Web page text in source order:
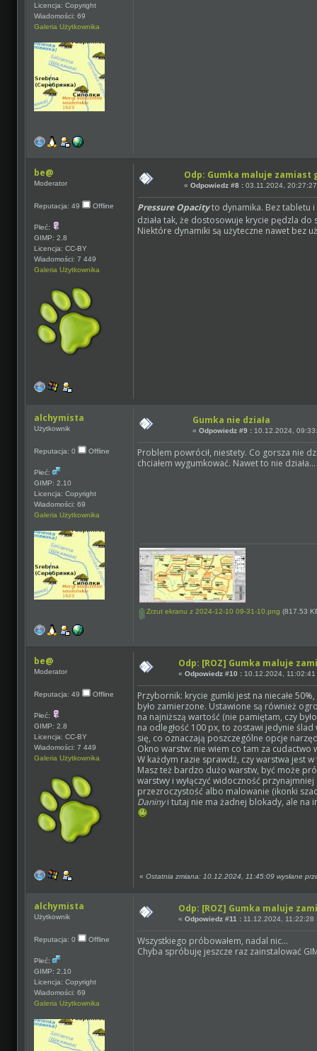
Licencja: Copyright
Wiadomości: 69
Galeria Użytkownika
be@
Moderator
Reputacja: 49 Offline
Płeć:
GIMP: 2.8
Licencja: CC-BY
Wiadomości: 7 449
Galeria Użytkownika
Odp: Gumka maluje zamiast
«Odpowiedz #8 : 03.11.2024,
Pressure Opacityto dynamika. Bez tabletu
działa tak, że dostosowuje krycie pędzla
Niektóre dynamiki są użyteczne nawet bez
alchymista
Użytkownik
Reputacja: 0 Offline
Płeć:
GIMP: 2.10
Licencja: Copyright
Wiadomości: 69
Galeria Użytkownika
Gumka nie działa
«Odpowiedz #9 : 10.12.2024,
Problem powrócił, niestety. Co gorsza nie
chciałem wygumkować. Nawet to nie
Zrzut ekranu z 2024-12-10 09-31-10.png (817.53
be@
Moderator
Reputacja: 49 Offline
Płeć:
GIMP: 2.8
Licencja: CC-BY
Wiadomości: 7 449
Galeria Użytkownika
Odp: [ROZ] Gumka maluje
«Odpowiedz #10 : 10.12.2024, 11:02:41
Przybornik: krycie gumki jest na niecałe
było zamierzone. Ustawione są również
na najniższą wartość (nie pamiętam, czy
na odległość 100 px, to zostawi jedynie
się, co oznaczają poszczególne opcje
Okno warstw: nie wiem co tam za cudactwo
W każdym razie sprawdź, czy warstwa jest
Masz też bardzo dużo warstw, być może
warstwy i wyłączyć widoczność
przezroczystość albo malowanie (ikonki
Daninyi tutaj nie ma żadnej blokady, ale na
«Ostatnia zmiana: 10.12.2024, 11:45:09 wysłane
alchymista
Użytkownik
Reputacja: 0 Offline
Płeć:
GIMP: 2.10
Licencja: Copyright
Wiadomości: 69
Galeria Użytkownika
Odp: [ROZ] Gumka maluje
«Odpowiedz #11 : 11.12.2024, 11:22:28
Wszystkiego próbowałem, nadal nic...
Chyba spróbuję jeszcze raz zainstalować